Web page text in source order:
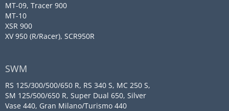
MT-09, Tracer 900
MT-10
XSR 900
XV 950 (R/Racer), SCR950R
SWM
RS 125/300/500/650 R, RS 340 S, MC 250 S,
SM 125/500/650 R, Super Dual 650, Silver
Vase 440, Gran Milano/Turismo 440